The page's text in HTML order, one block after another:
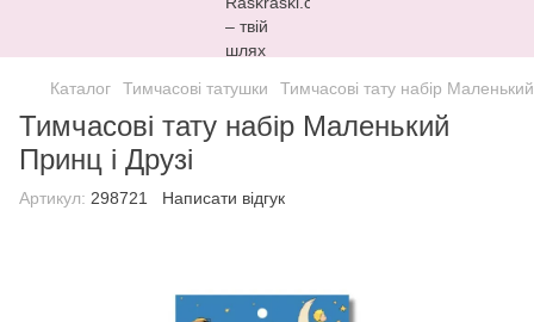
Каталог Тимчасові татушки Тимчасові тату набір
Тимчасові тату набір Маленький
Принц і Друзі
Артикул: 298721 Написати відгук